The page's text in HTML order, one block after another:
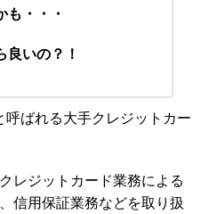
も・・・
良いの？！
ばれる大手クレジットカー
レジットカード業務による
信用保証業務などを取り扱